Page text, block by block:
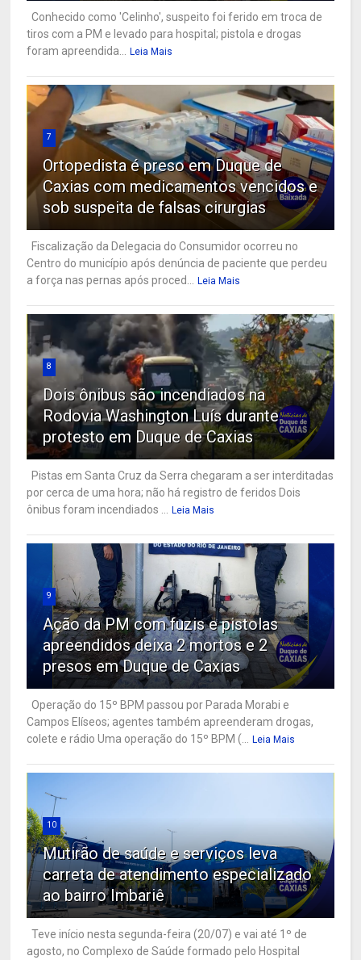
Conhecido como 'Celinho', suspeito foi ferido em troca de
tiros com a PM e levado para hospital; pistola e drogas
foram apreendida...
Leia Mais
7
Ortopedista é preso em Duque de
Caxias com medicamentos vencidos e
sob suspeita de falsas cirurgias
Fiscalização da Delegacia do Consumidor ocorreu no
Centro do município após denúncia de paciente que perdeu
a força nas pernas após proced...
Leia Mais
8
Dois ônibus são incendiados na
Rodovia Washington Luís durante
protesto em Duque de Caxias
Pistas em Santa Cruz da Serra chegaram a ser interditadas
por cerca de uma hora; não há registro de feridos Dois
ônibus foram incendiados ...
Leia Mais
9
Ação da PM com fuzis e pistolas
apreendidos deixa 2 mortos e 2
presos em Duque de Caxias
Operação do 15º BPM passou por Parada Morabi e
Campos Elíseos; agentes também apreenderam drogas,
colete e rádio Uma operação do 15º BPM (...
Leia Mais
10
Mutirão de saúde e serviços leva
carreta de atendimento especializado
ao bairro Imbariê
Teve início nesta segunda-feira (20/07) e vai até 1º de
agosto, no Complexo de Saúde formado pelo Hospital